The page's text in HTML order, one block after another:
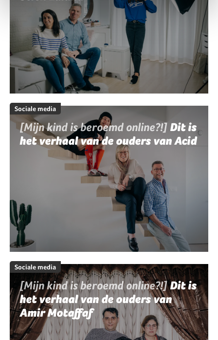
Sociale media
[Mijn kind is beroemd online?!] Dit is
het verhaal van de ouders van Acid
Sociale media
[Mijn kind is beroemd online?!]Dit is
het verhaal van de ouders van
Amir Motaffaf